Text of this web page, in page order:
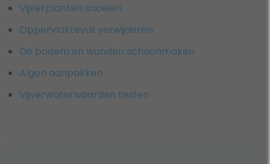
Vijverplanten snoeien
Oppervlaktevuil verwijderen
De bodem en wanden schoonmaken
Algen aanpakken
Vijverwaterwaarden testen